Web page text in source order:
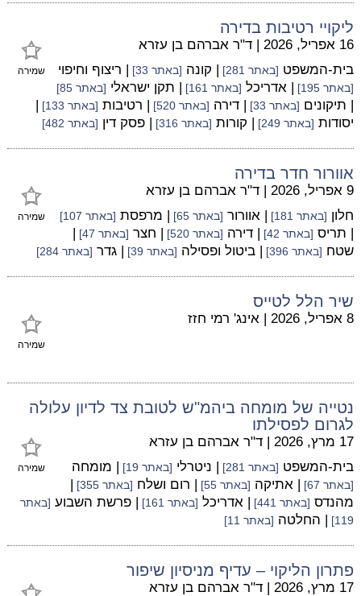
ליקויי רטיבות בדירה
שמירה
16 אפריל, 2026 | ד"ר אברהם בן עזרא
בית-המשפט [באתר 281] | קונה [באתר 33] | ריצוף וחיפוי
[באתר 195] | אדריכל [באתר 161] | תקן ישראלי [באתר 85]
| תיקונים [באתר 33] | דירה [באתר 520] | רטיבות [באתר 133]
|
יסודות [באתר 249] | קורות [באתר 316] | פסק דין [באתר 482]
אוורור חדר בדירה
שמירה
9 אפריל, 2026 | ד"ר אברהם בן עזרא
חלון [באתר 181] | אוורור [באתר 65] | מרפסת [באתר 107]
| תריס [באתר 42] | דירה [באתר 520] | חצר [באתר 47]
|
שטח [באתר 396] | ביטול ופסילה [באתר 39] | גדר [באתר 284]
שיר הלל לטייס
שמירה
8 אפריל, 2026 | אינג' רמי חזז
נטייה של מומחה ביהמ"ש לטובת צד לדיון עלולה
לגרום לפסילתו
שמירה
17 מרץ, 2026 | ד"ר אברהם בן עזרא
בית-המשפט [באתר 281] | ניטרלי [באתר 19] | מומחה
[באתר 67] | אתיקה [באתר 55] | רום ושלח [באתר 355]
|
מהנדס [באתר 441] | אדריכל [באתר 161] | פרשת השבוע [באתר
119]
| החלטה [באתר 11]
פתרון הליקוי – עדיף מניסיון שיפור
17 מרץ, 2026 | ד"ר אברהם בן עזרא